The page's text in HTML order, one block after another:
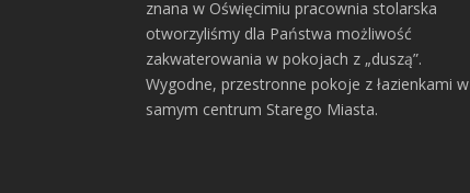
znana w Oświęcimiu pracownia stolarska
otworzyliśmy dla Państwa możliwość
zakwaterowania w pokojach z „duszą”.
Wygodne, przestronne pokoje z łazienkami w
samym centrum Starego Miasta.